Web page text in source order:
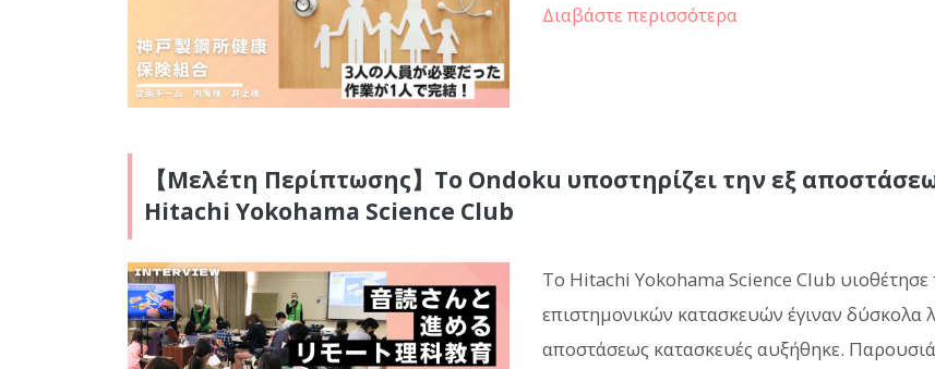
Διαβάστε περισσότερα
【Μελέτη Περίπτωσης】Το Ondoku υποστηρίζει την εξ
Hitachi Yokohama Science Club
Το Hitachi Yokohama Science Club
επιστημονικών κατασκευών έγιναν δύσκολα
αποστάσεως κατασκευές αυξήθηκε.